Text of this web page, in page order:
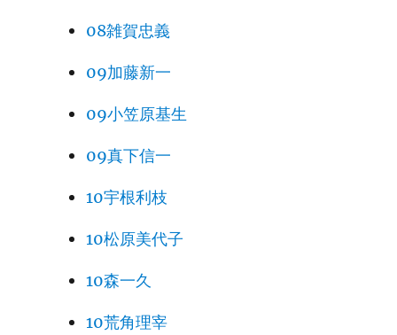
08雑賀忠義
09加藤新一
09小笠原基生
09真下信一
10宇根利枝
10松原美代子
10森一久
10荒角理宰